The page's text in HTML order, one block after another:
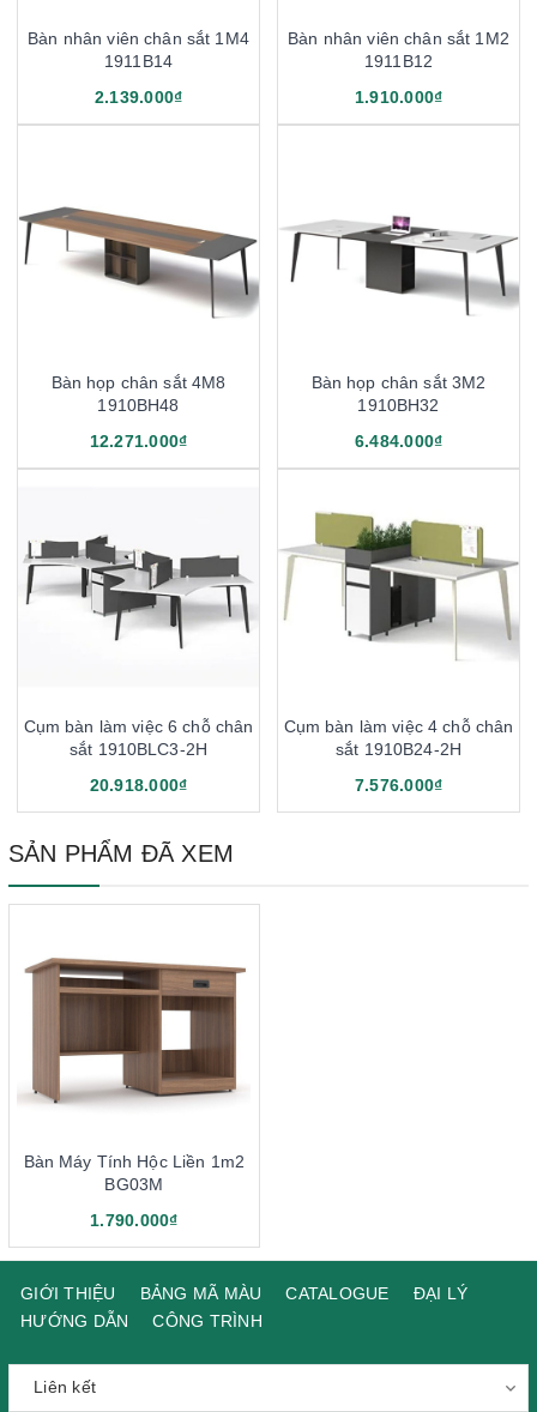
Bàn nhân viên chân sắt 1M4
1911B14
2.139.000₫
Bàn nhân viên chân sắt 1M2
1911B12
1.910.000₫
Bàn họp chân sắt 4M8
1910BH48
12.271.000₫
Bàn họp chân sắt 3M2
1910BH32
6.484.000₫
Cụm bàn làm việc 6 chỗ chân
sắt 1910BLC3-2H
20.918.000₫
Cụm bàn làm việc 4 chỗ chân
sắt 1910B24-2H
7.576.000₫
SẢN PHẨM ĐÃ XEM
Bàn Máy Tính Hộc Liền 1m2
BG03M
1.790.000₫
GIỚI THIỆU BẢNG MÃ MÀU CATALOGUE
ĐẠI LÝ
HƯỚNG DẪN
CÔNG TRÌNH